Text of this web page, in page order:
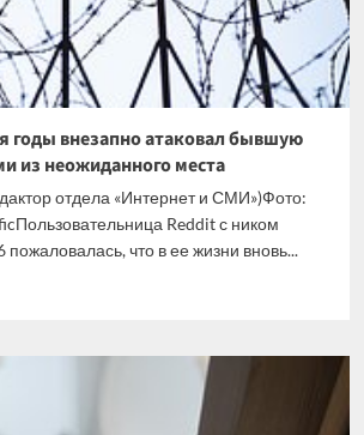
годы внезапно атаковал бывшую
из неожиданного места
отдела «Интернет и СМИ»)Фото:
Reddit с ником
что в ее жизни вновь...